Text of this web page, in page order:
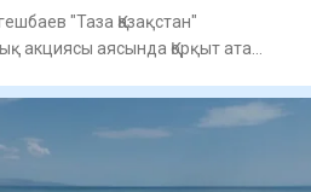
"Таза Қазақстан"
акциясы аясында Қорқыт ата